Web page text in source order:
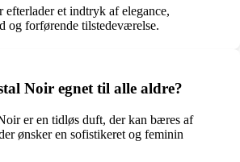
efterlader et indtryk af elegance,
og forførende tilstedeværelse.
Noir egnet til alle aldre?
er en tidløs duft, der kan bæres af
ønsker en sofistikeret og feminin